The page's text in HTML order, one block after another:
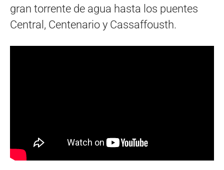
gran torrente de agua hasta los puentes
Central, Centenario y Cassaffousth.